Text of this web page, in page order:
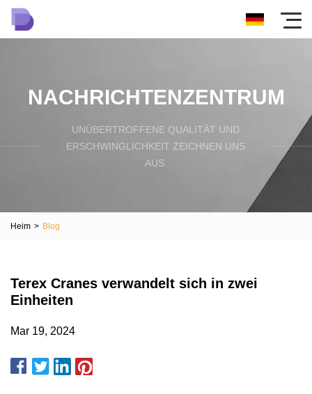
NACHRICHTENZENTRUM
UNÜBERTROFFENE QUALITÄT UND
ERSCHWINGLICHKEIT ZEICHNEN UNS
AUS.
Heim > Blog
Terex Cranes verwandelt sich in zwei
Einheiten
Mar 19, 2024